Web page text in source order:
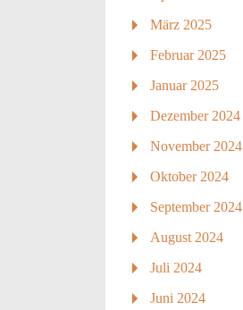
März 2025
Februar 2025
Januar 2025
Dezember 2024
November 2024
Oktober 2024
September 2024
August 2024
Juli 2024
Juni 2024